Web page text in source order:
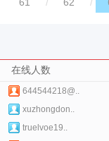
在线人数
644544218@..
xuzhongdon..
truelvoe19..